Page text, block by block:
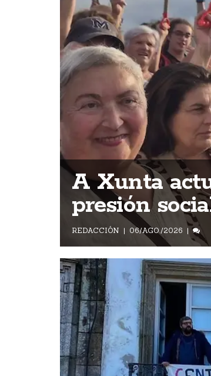
A Xunta
presión
REDACCIÓN 06/AGO./2026